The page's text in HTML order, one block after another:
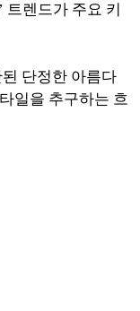
트렌드가 주요 키
단정한 아름다
일을 추구하는 흐